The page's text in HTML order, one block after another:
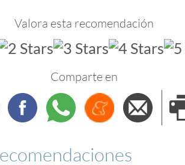
Valora esta recomendación
Comparte en
FacebookWhatsappMenéame